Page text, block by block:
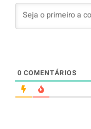
0 COMENTÁRIOS